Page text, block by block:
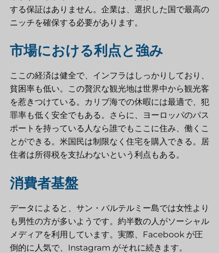
する保証はありません。企業は、選択した国で最高の
ニッチを確保する必要があります。
市場における利点と強み
ここの経済は健全で、インフラはしっかりしており、
貧困率も低い。この贅沢な観光地は世界中から観光客
を惹きつけている。カリブ海での休暇には最適で、犯
罪率も低く安全でもある。さらに、ヨーロッパのパス
ポートを持っている人なら誰でもここに住み、働くこ
とができる。米国民は制限なく住宅を購入できる。居
住者は所得税を支払わないという利点もある。
消費者基盤
データによると、サン・バルテルミー島では女性より
も男性の方が多いようです。約半数の人がソーシャル
メディアを利用しています。実際、Facebook が圧
倒的に人気で、Instagram がそれに続きます。